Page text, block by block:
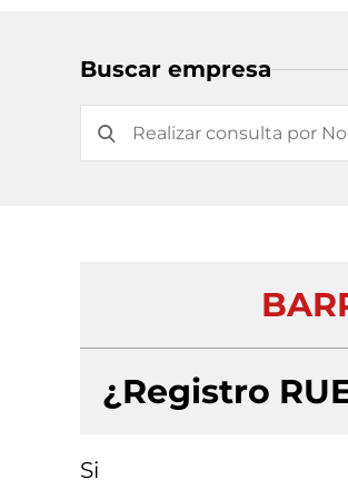
Buscar empresa
¿Registro
Si